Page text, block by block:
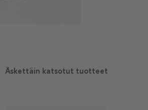
Äskettäin katsotut tuotteet